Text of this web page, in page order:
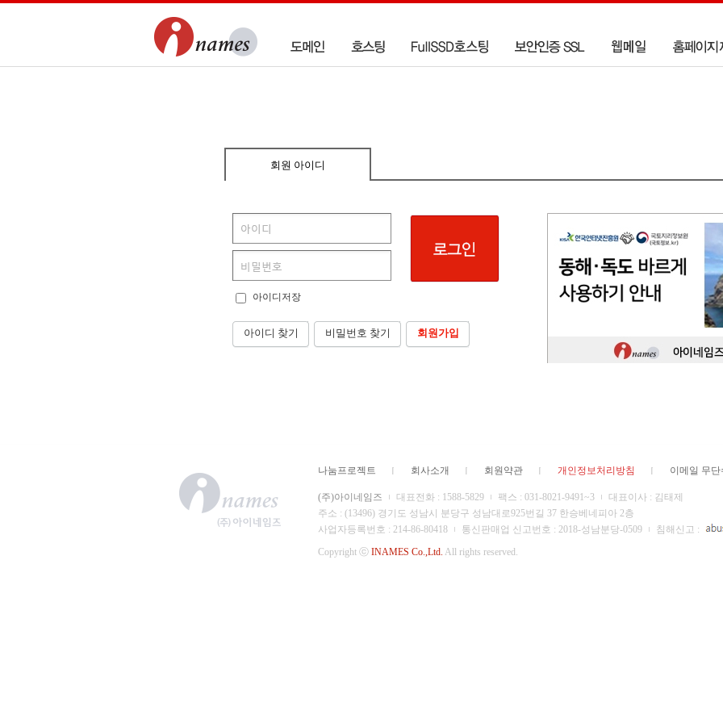
회원 아이디
아이디저장
아이디 찾기 비밀번호 찾기 회원가입
나눔프로젝트 회사소개 회원약관 개인정보처리방침 이메일 무단
(주)아이네임즈 대표전화 : 1588-5829 팩스 : 031-8021-9491~3
대표이사 : 김태제
주소 : (13496) 경기도 성남시 분당구 성남대로925번길 37 한승베네피아 2층
사업자등록번호 : 214-86-80418
통신판매업 신고번호 : 2018-성남분당-0509 침해신고 :
Copyright ⓒ INAMES Co.,Ltd. All rights reserved.